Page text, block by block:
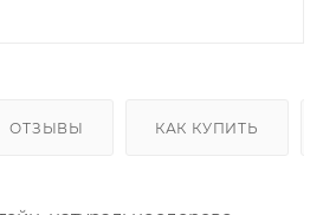
ОТЗЫВЫ КАК КУПИТЬ